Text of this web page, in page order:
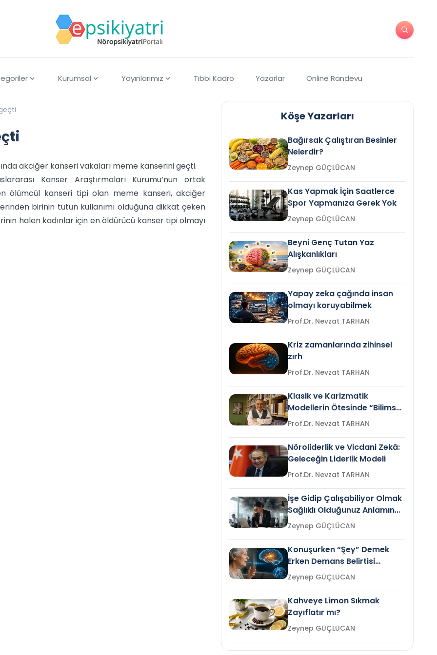
Kurumsal Yayınlarımız Tıbbi Kadro Yazarlar Online Randevu
akciğer kanseri vakaları meme kanserini geçti.
Kanser Araştırmaları Kurumu’nun ortak
ölümcül kanseri tipi olan meme kanseri, akciğer
birinin tütün kullanımı olduğuna dikkat çeken
halen kadınlar için en öldürücü kanser tipi olmayı
Köşe Yazarları
Bağırsak Çalıştıran Besinler
Nelerdir?
Zeynep GÜÇLÜCAN
Kas Yapmak İçin Saatlerce
Spor Yapmanıza Gerek Yok
Zeynep GÜÇLÜCAN
Beyni Genç Tutan Yaz
Alışkanlıkları
Zeynep GÜÇLÜCAN
Yapay zeka çağında insan
olmayı koruyabilmek
Prof.Dr. Nevzat TARHAN
Kriz zamanlarında zihinsel
zırh
Prof.Dr. Nevzat TARHAN
Klasik ve Karizmatik
Modellerin Ötesinde “Bilimsel
Liderlik”
Prof.Dr. Nevzat TARHAN
Nöroliderlik ve Vicdani Zekâ:
Geleceğin Liderlik Modeli
Prof.Dr. Nevzat TARHAN
İşe Gidip Çalışabiliyor Olmak
Sağlıklı Olduğunuz Anlamına
Gelir mi?Zeynep GÜÇLÜCAN
Konuşurken “Şey” Demek
Erken Demans Belirtisi
Olabilir mi?Zeynep GÜÇLÜCAN
Kahveye Limon Sıkmak
Zayıflatır mı?
Zeynep GÜÇLÜCAN